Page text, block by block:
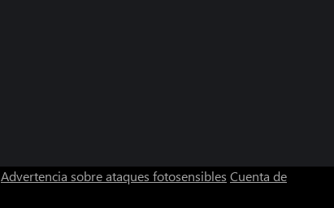
Advertencia sobre ataques fotosensibles Cuenta de